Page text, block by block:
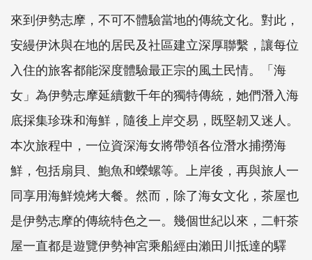
來到伊勢志摩，不可不體驗當地的傳統文化。對此，
安縵伊沐與在地的居民及社區建立深厚聯繫，讓每位
入住的旅客都能深度體驗最正宗的風土民情。「海
女」為伊勢志摩延續數千年的獨特傳統，她們潛入海
底採集珍珠和海鮮，隨後上岸交易，既堅韌又迷人。
本次旅程中，一位資深海女將帶領各位潛水捕撈海
鮮，包括扇貝、鮑魚和蠑螺等。上岸後，再與旅人一
同享用海鮮燒烤大餐。然而，除了海女文化，茶屋也
是伊勢志摩的傳統特色之一。幾個世紀以來，二軒茶
屋一直都是遊覽伊勢神宮乘船經由瀨田川抵達的驛